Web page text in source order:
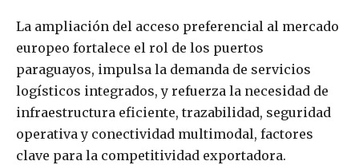
La ampliación del acceso preferencial al mercado
europeo fortalece el rol de los puertos
paraguayos, impulsa la demanda de servicios
logísticos integrados, y refuerza la necesidad de
infraestructura eficiente, trazabilidad, seguridad
operativa y conectividad multimodal, factores
clave para la competitividad exportadora.